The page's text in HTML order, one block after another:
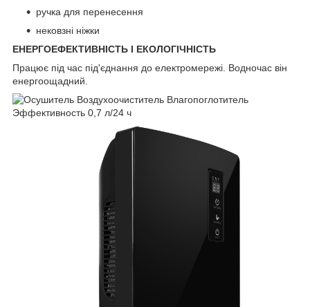
ручка для перенесення
нековзні ніжки
ЕНЕРГОЕФЕКТИВНІСТЬ І ЕКОЛОГІЧНІСТЬ
Працює під час під'єднання до електромережі. Водночас він
енергоощадний.